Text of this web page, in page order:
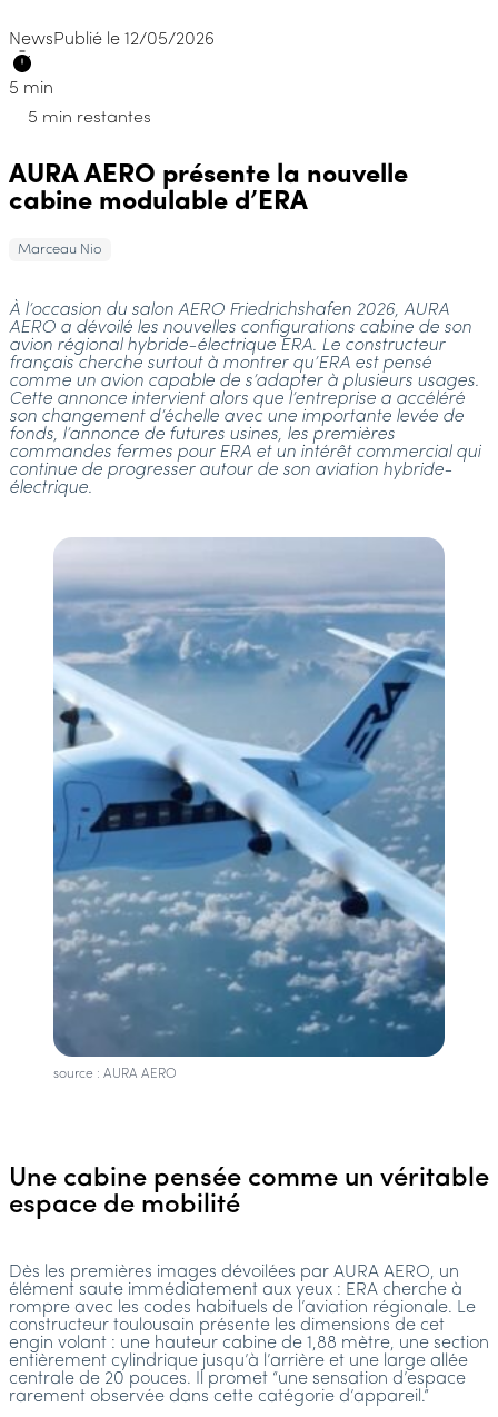
NewsPublié le 12/05/2026
5 min
5 min restantes
AURA AERO présente la nouvelle
cabine modulable d’ERA
Marceau Nio
À l’occasion du salon AERO Friedrichshafen 2026, AURA
AERO a dévoilé les nouvelles configurations cabine de son
avion régional hybride-électrique ERA. Le constructeur
français cherche surtout à montrer qu’ERA est pensé
comme un avion capable de s’adapter à plusieurs usages.
Cette annonce intervient alors que l’entreprise a accéléré
son changement d’échelle avec une importante levée de
fonds, l’annonce de futures usines, les premières
commandes fermes pour ERA et un intérêt commercial qui
continue de progresser autour de son aviation hybride-
électrique.
source : AURA AERO
Une cabine pensée comme un véritable
espace de mobilité
Dès les premières images dévoilées par AURA AERO, un
élément saute immédiatement aux yeux : ERA cherche à
rompre avec les codes habituels de l’aviation régionale. Le
constructeur toulousain présente les dimensions de cet
engin volant : une hauteur cabine de 1,88 mètre, une section
entièrement cylindrique jusqu’à l’arrière et une large allée
centrale de 20 pouces. Il promet “une sensation d’espace
rarement observée dans cette catégorie d’appareil.”